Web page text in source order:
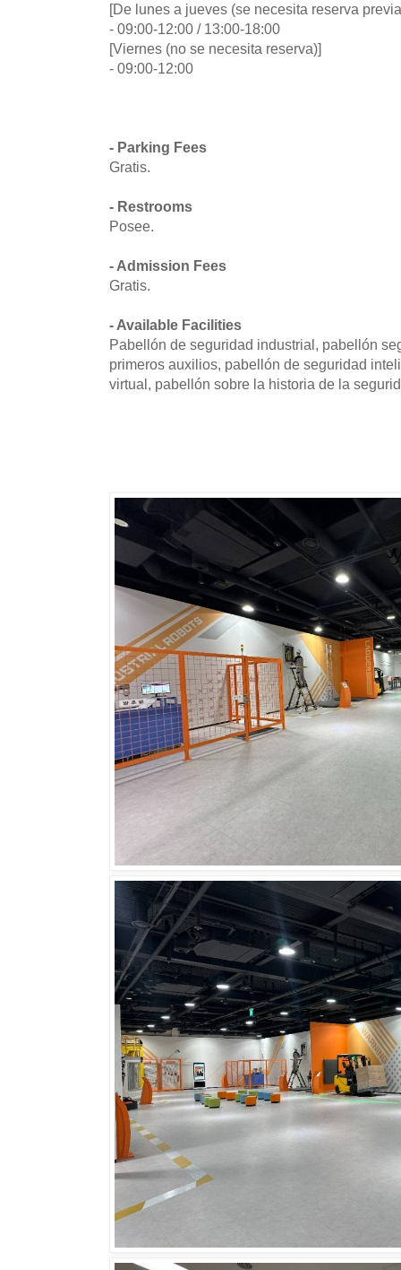
[De lunes a jueves (se necesita reserva
- 09:00-12:00 / 13:00-18:00
[Viernes (no se necesita reserva)]
- 09:00-12:00
- Parking Fees
Gratis.
- Restrooms
Posee.
- Admission Fees
Gratis.
- Available Facilities
Pabellón de seguridad industrial, pabellón
primeros auxilios, pabellón de seguridad
virtual, pabellón sobre la historia de la